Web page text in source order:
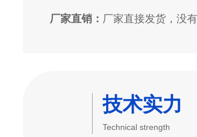
厂家直销： 厂家直接发货，没
技术实力
Technical strength